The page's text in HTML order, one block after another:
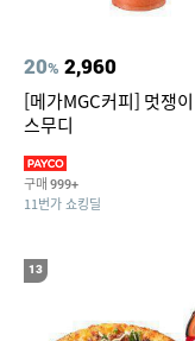
20% 2,960
[메가MGC커피] 멋쟁
스무디
구매 999+
11번가 쇼킹딜
13